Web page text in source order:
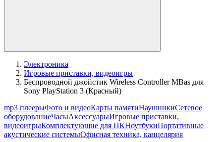
Электроника
Игровые приставки, видеоигры
Беспроводной джойстик Wireless Controller MBas для
Sony PlayStation 3 (Красный)
mp3 плеерыФото и видеоКарты памятиНаушникиСетевое
оборудованиеЧасыАксессуарыИгровые приставки,
видеоигрыКомплектующие для ПКНоутбукиПортативные
акустические системыОфисная техника, канцелярия